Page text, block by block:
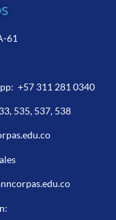
61
+57 311 281 0340
535, 537, 538